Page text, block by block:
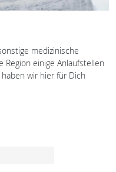
medizinische
einige Anlaufstellen
wir hier für Dich